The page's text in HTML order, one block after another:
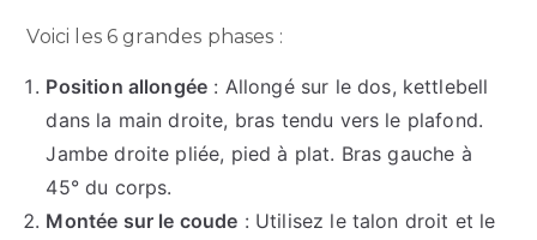
Voici les 6 grandes phases :
Position allongée : Allongé sur le dos, kettlebell
dans la main droite, bras tendu vers le plafond.
Jambe droite pliée, pied à plat. Bras gauche à
45° du corps.
Montée sur le coude : Utilisez le talon droit et le